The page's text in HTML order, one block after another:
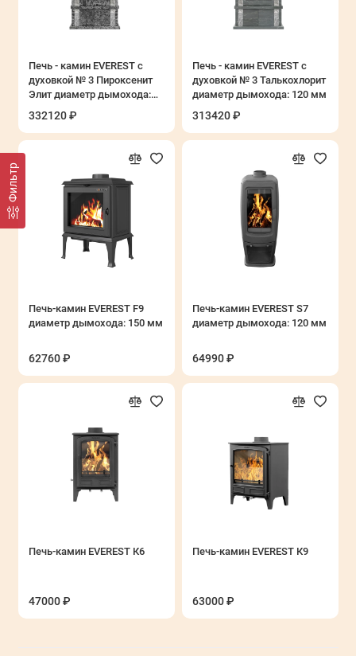
Фильтр
Печь - камин EVEREST с
духовкой № 3 Пироксенит
Элит диаметр дымохода:
332120 ₽
Печь - камин EVEREST с
духовкой № 3 Талькохлорит
диаметр дымохода: 120 мм
313420 ₽
Печь-камин EVEREST F9
диаметр дымохода: 150 мм
62760 ₽
Печь-камин EVEREST S7
диаметр дымохода: 120 мм
64990 ₽
Печь-камин EVEREST К6
47000 ₽
Печь-камин EVEREST К9
63000 ₽